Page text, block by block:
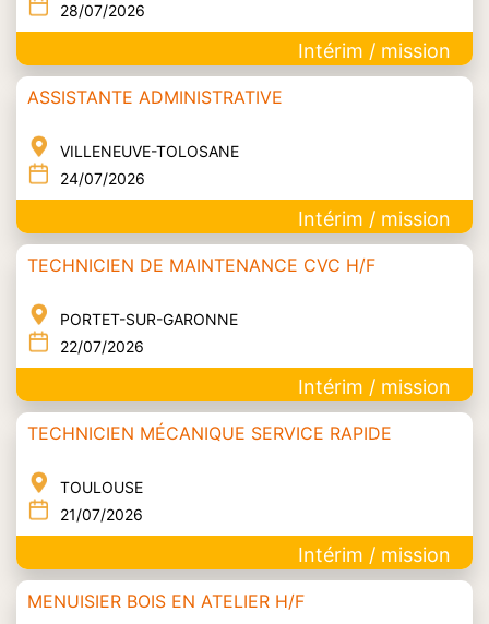
28/07/2026
Intérim / mission
ASSISTANTE ADMINISTRATIVE
VILLENEUVE-TOLOSANE
24/07/2026
Intérim / mission
TECHNICIEN DE MAINTENANCE CVC H/F
PORTET-SUR-GARONNE
22/07/2026
Intérim / mission
TECHNICIEN MÉCANIQUE SERVICE RAPIDE
TOULOUSE
21/07/2026
Intérim / mission
MENUISIER BOIS EN ATELIER H/F